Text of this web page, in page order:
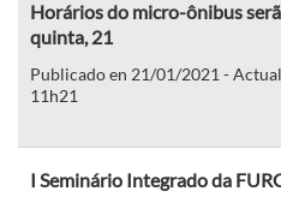
Horários do micro-ônibus
quinta, 21
Publicado en 21/01/2021 -
11h21
I Seminário Integrado da